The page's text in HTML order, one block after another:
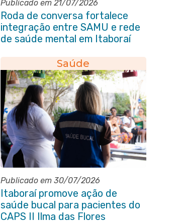
Publicado em 21/07/2026
Roda de conversa fortalece
integração entre SAMU e rede
de saúde mental em Itaboraí
Saúde
Publicado em 30/07/2026
Itaboraí promove ação de
saúde bucal para pacientes do
CAPS II Ilma das Flores